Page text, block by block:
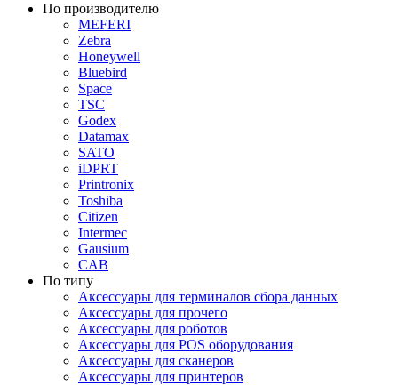
По производителю
MEFERI
Zebra
Honeywell
Bluebird
Space
TSC
Godex
Datamax
SATO
iDPRT
Printronix
Toshiba
Citizen
Intermec
Gausium
CAB
По типу
Аксессуары для терминалов сбора данных
Аксессуары для прочего
Аксессуары для роботов
Аксессуары для POS оборудования
Аксессуары для сканеров
Аксессуары для принтеров